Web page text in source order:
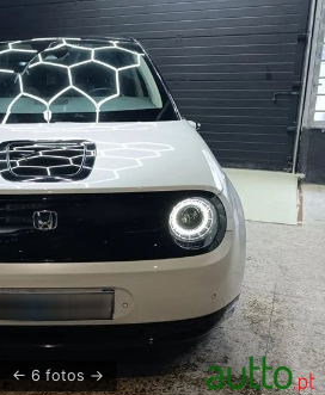
6 fotos